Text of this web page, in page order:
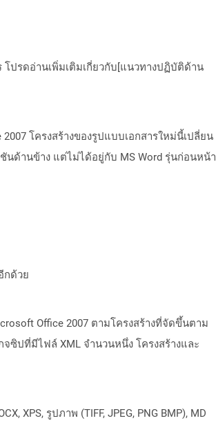
ปรดอ่านเพิ่มเติมเกี่ยวกับ[แนวทางปฏิบัติด้าน
โครงสร้างของรูปแบบเอกสารใหม่นี้เปลี่ยน
นด้านข้าง แต่ไม่ได้อยู่กับ MS Word รุ่นก่อนหน้า
กด้วย
Office 2007 ตามโครงสร้างที่จัดขึ้นตาม
ซิปที่มีไฟล์ XML จำนวนหนึ่ง โครงสร้างและ
รูปภาพ (TIFF, JPEG, PNG BMP), MD